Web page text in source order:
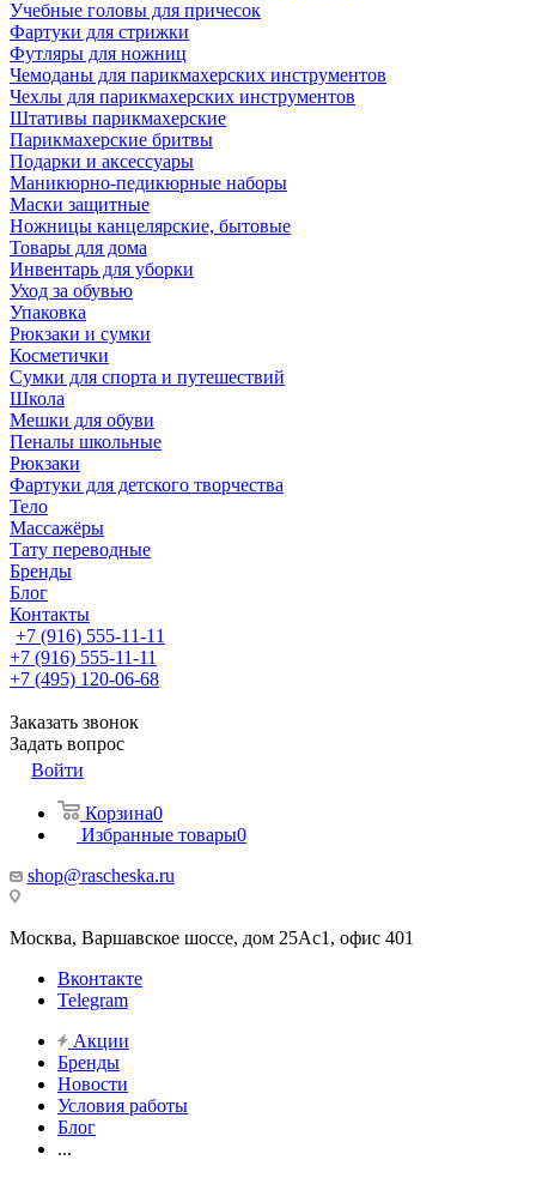
Учебные головы для причесок
Фартуки для стрижки
Футляры для ножниц
Чемоданы для парикмахерских инструментов
Чехлы для парикмахерских инструментов
Штативы парикмахерские
Парикмахерские бритвы
Подарки и аксессуары
Маникюрно-педикюрные наборы
Маски защитные
Ножницы канцелярские, бытовые
Товары для дома
Инвентарь для уборки
Уход за обувью
Упаковка
Рюкзаки и сумки
Косметички
Сумки для спорта и путешествий
Школа
Мешки для обуви
Пеналы школьные
Рюкзаки
Фартуки для детского творчества
Тело
Массажёры
Тату переводные
Бренды
Блог
Контакты
+7 (916) 555-11-11
+7 (916) 555-11-11
+7 (495) 120-06-68
Заказать звонок
Задать вопрос
Войти
Корзина0
Избранные товары0
shop@rascheska.ru
Москва, Варшавское шоссе, дом 25Аc1, офис 401
Вконтакте
Telegram
Акции
Бренды
Новости
Условия работы
Блог
...